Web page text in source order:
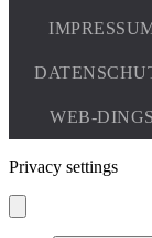
Privacy settings